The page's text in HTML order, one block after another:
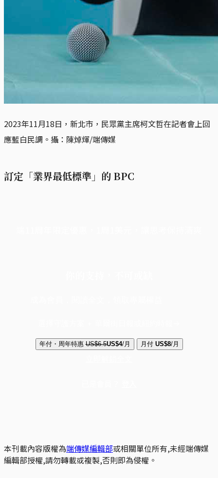
2023年11月18日，新北市，民眾黨主席柯文哲在記者會上回
應藍白民調。攝：陳焯煇/端傳媒
訂定「業界最低標準」的 BPC
年付・周年特惠 US$6.5US$4/月 月付 US$8/月
本刊載內容版權為端傳媒編輯部或相關單位所有,未經端傳媒
編輯部授權,請勿轉載或複製,否則即為侵權。